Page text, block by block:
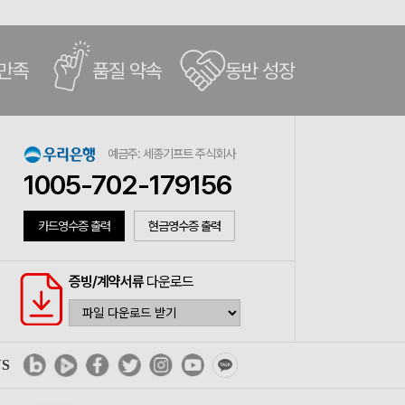
족 품질 약속 동반 성장
예금주: 세종기프트 주식회사
1005-702-179156
카드영수증 출력 현금영수증 출력
증빙/계약서류다운로드